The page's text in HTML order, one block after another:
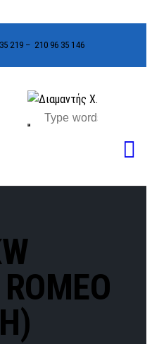
219 – 210 96 35 146